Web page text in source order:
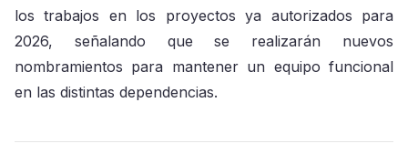
los trabajos en los proyectos ya autorizados para
2026, señalando que se realizarán nuevos
nombramientos para mantener un equipo funcional
en las distintas dependencias.